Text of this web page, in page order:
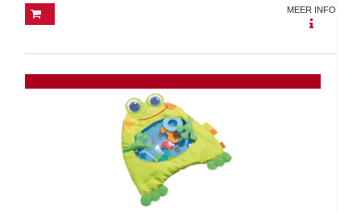
MEER INFO